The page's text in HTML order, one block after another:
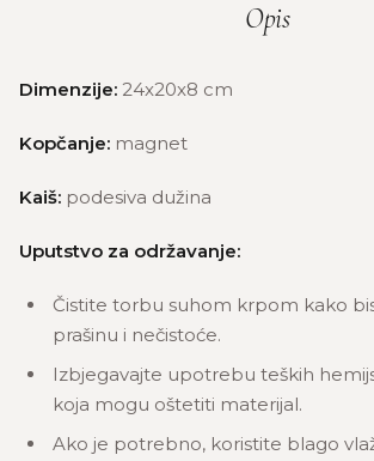
Opis
Dimenzije: 24x20x8 cm
Kopčanje: magnet
Kaiš: podesiva dužina
Uputstvo za održavanje:
Čistite torbu suhom krpom kako
prašinu i nečistoće.
Izbjegavajte upotrebu teških
koja mogu oštetiti materijal.
Ako je potrebno, koristite blago